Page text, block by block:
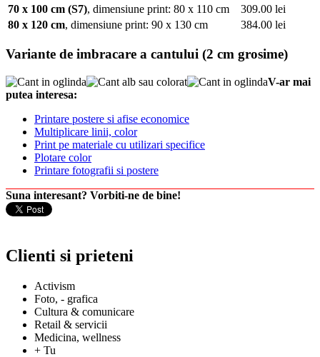
70 x 100 cm (S7), dimensiune print: 80 x 110 cm
309.00 lei
80 x 120 cm, dimensiune print: 90 x 130 cm 384.00 lei
Variante de imbracare a cantului (2 cm grosime)
V-ar mai
putea interesa:
Printare postere si afise economice
Multiplicare linii, color
Print pe materiale cu utilizari specifice
Plotare color
Printare fotografii si postere
Suna interesant? Vorbiti-ne de bine!
Clienti si prieteni
Activism
Foto, - grafica
Cultura & comunicare
Retail & servicii
Medicina, wellness
+ Tu